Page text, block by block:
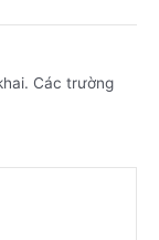
Các trường